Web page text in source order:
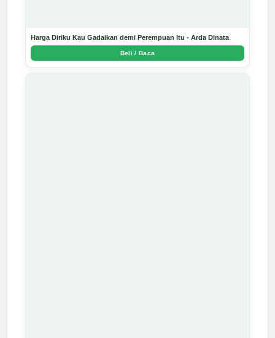
Harga Diriku Kau Gadaikan demi Perempuan Itu - Arda Dinata
Beli / Baca